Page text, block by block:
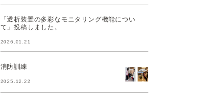
「透析装置の多彩なモニタリング機能につい
て」投稿しました。
2026.01.21
消防訓練
2025.12.22